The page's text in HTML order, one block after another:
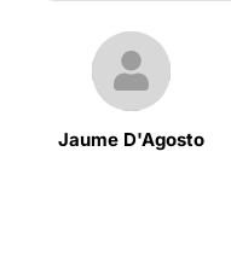
Jaume D'Agosto